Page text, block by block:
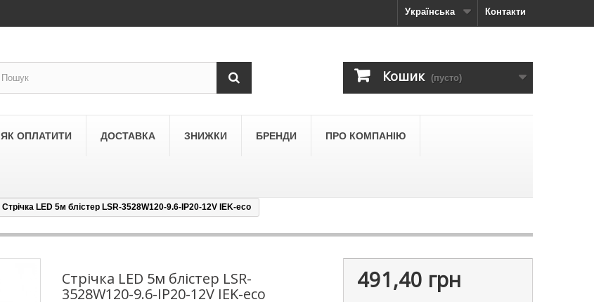
Контакти
Українська
Кошик (пусто)
LEGRAND
LEZARD
ЯК ОПЛАТИТИ ДОСТАВКА ЗНИЖКИ БРЕНДИ ПРО КОМПАНІЮ
Стрічка LED 5м блістер LSR-3528W120-9.6-IP20-12V IEK-eco
Стрічка LED 5м блістер LSR-
3528W120-9.6-IP20-12V IEK-eco
491,40 грн